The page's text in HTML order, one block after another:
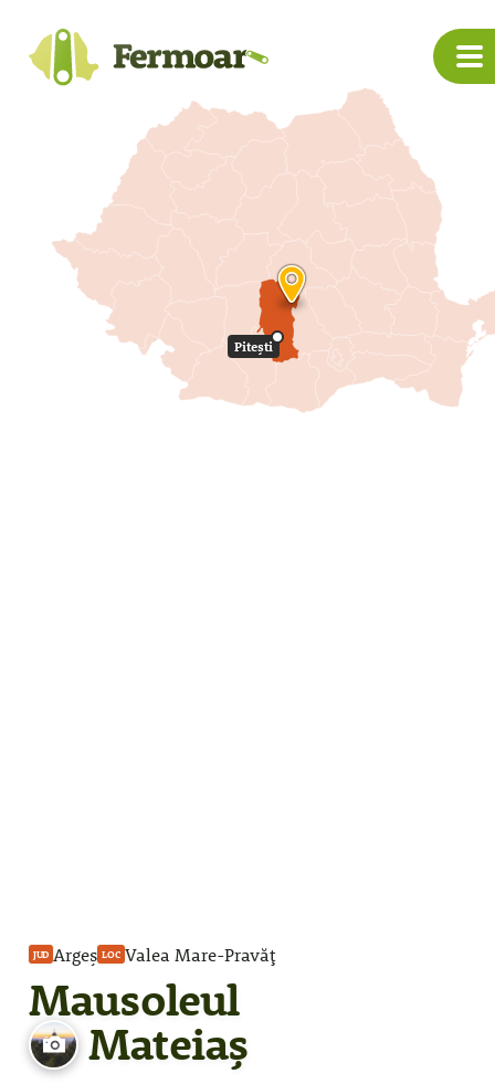
JUD Argeș LOC Valea Mare-Pravăț
Mausoleul
Mateiaș
Pitești